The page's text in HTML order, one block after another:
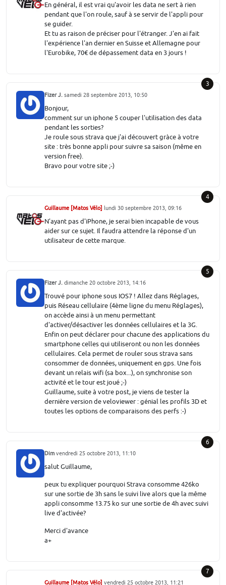
En général, il est vrai qu'avoir les data ne sert à rien
pendant que l'on roule, sauf à se servir de l'appli pour
se guider.
Et tu as raison de préciser pour l'étranger. J'en ai fait
l'expérience l'an dernier en Suisse et Allemagne pour
l'Eurobike, 70€ de dépassement data en 3 jours !
3
Fizer J. samedi 28 septembre 2013, 10:50
Bonjour,
comment sur un iphone 5 couper l'utilisation des data
pendant les sorties?
Je roule sous strava que j'ai découvert gràce à votre
site : très bonne appli pour suivre sa saison (même en
version free).
Bravo pour votre site ;-)
4
Guillaume [Matos Vélo] lundi 30 septembre 2013, 09:16
N'ayant pas d'iPhone, je serai bien incapable de vous
aider sur ce sujet. Il faudra attendre la réponse d'un
utilisateur de cette marque.
5
Fizer J. dimanche 20 octobre 2013, 14:16
Trouvé pour iphone sous IOS7 ! Allez dans Réglages,
puis Réseau cellulaire (4ème ligne du menu Réglages),
on accède ainsi à un menu permettant
d'activer/désactiver les données cellulaires et la 3G.
Enfin on peut déclarer pour chacune des applications du
smartphone celles qui utiliseront ou non les données
cellulaires. Cela permet de rouler sous strava sans
consommer de données, uniquement en gps. Une fois
devant un relais wifi (sa box...), on synchronise son
activité et le tour est joué ;-)
Guillaume, suite à votre post, je viens de tester la
dernière version de veloviewer : génial les profils 3D et
toutes les options de comparaisons des perfs :-)
6
Dim vendredi 25 octobre 2013, 11:10
salut Guillaume,
peux tu expliquer pourquoi Strava consomme 426ko
sur une sortie de 3h sans le suivi live alors que la même
appli consomme 13.75 ko sur une sortie de 4h avec suivi
live d'activée?
Merci d'avance
a+
7
Guillaume [Matos Vélo] vendredi 25 octobre 2013, 11:21